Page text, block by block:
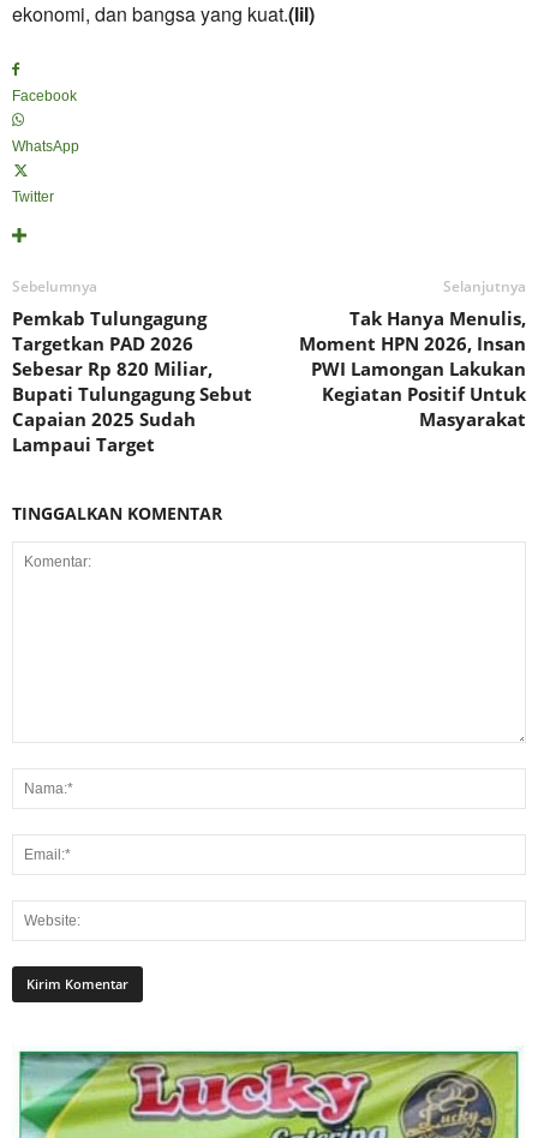
ekonomi, dan bangsa yang kuat.(lil)
Facebook
WhatsApp
Twitter
Sebelumnya
Pemkab Tulungagung
Targetkan PAD 2026
Sebesar Rp 820 Miliar,
Bupati Tulungagung Sebut
Capaian 2025 Sudah
Lampaui Target
Selanjutnya
Tak Hanya Menulis,
Moment HPN 2026, Insan
PWI Lamongan Lakukan
Kegiatan Positif Untuk
Masyarakat
TINGGALKAN KOMENTAR